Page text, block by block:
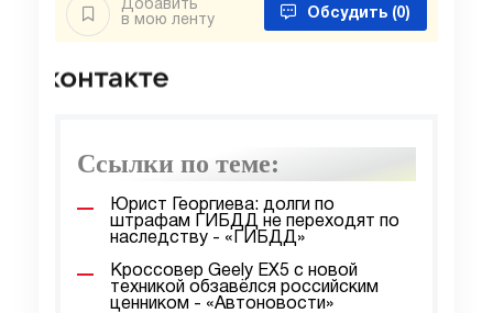
Добавить
в мою ленту
Обсудить (0)
Ссылки по теме:
Юрист Георгиева: долги по
штрафам ГИБДД не переходят по
наследству - «ГИБДД»
Кроссовер Geely EX5 с новой
техникой обзавёлся российским
ценником - «Автоновости»